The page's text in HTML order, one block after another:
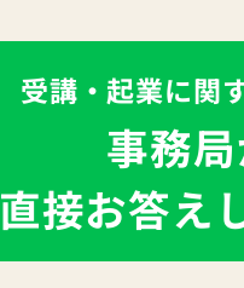
受講・起業に関
事務
直接お答え